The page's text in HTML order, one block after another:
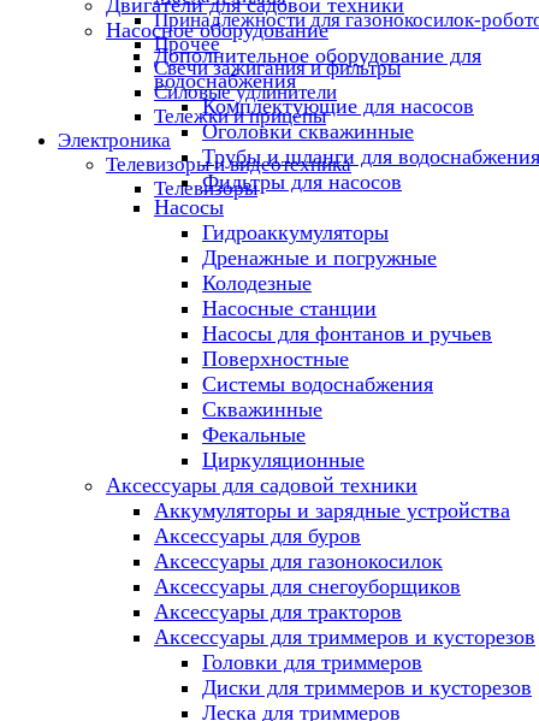
Принадлежности для газонокосилок-
Прочее
Свечи зажигания и фильтры
Силовые удлинители
Тележки и прицепы
Электроника
Телевизоры и видеотехника
Телевизоры
Двигатели для садовой техники
Насосное оборудование
Дополнительное оборудование для
водоснабжения
Комплектующие для насосов
Оголовки скважинные
Трубы и шланги для водоснабжения
Фильтры для насосов
Насосы
Гидроаккумуляторы
Дренажные и погружные
Колодезные
Насосные станции
Насосы для фонтанов и ручьев
Поверхностные
Системы водоснабжения
Скважинные
Фекальные
Циркуляционные
Аксессуары для садовой техники
Аккумуляторы и зарядные устройства
Аксессуары для буров
Аксессуары для газонокосилок
Аксессуары для снегоуборщиков
Аксессуары для тракторов
Аксессуары для триммеров и кусторезов
Головки для триммеров
Диски для триммеров и кусторезов
Леска для триммеров